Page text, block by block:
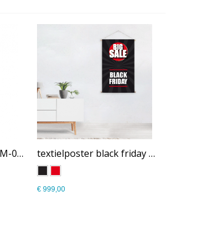
skytube black friday PM-007 textielposter black friday PM-006
€ 999,00